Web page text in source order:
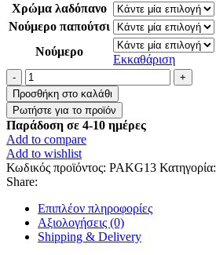
Χρώμα λαδόπανο
Νούμερο παπούτσι
Νούμερο
Εκκαθάριση
Ολοκληρωμένο
πακέτο
βάπτισης
για
κορίτσι
με
θέμα
”
Μπαλαρίνα
ποσότητα
Προσθήκη στο καλάθι
Παράδοση σε 4-10 ημέρες
Add to compare
Add to wishlist
Κωδικός προϊόντος: PAKG13 Κατηγορία:
Share:
Επιπλέον πληροφορίες
Αξιολογήσεις (0)
Shipping & Delivery